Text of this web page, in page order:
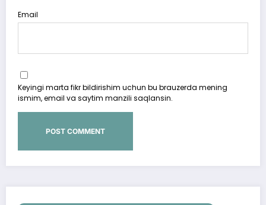
Email
Keyingi marta fikr bildirishim uchun bu brauzerda mening
ismim, email va saytim manzili saqlansin.